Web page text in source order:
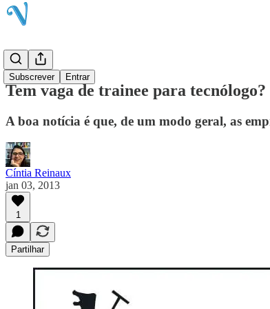
Subscrever Entrar
Blog
Tem vaga de trainee para tecnólogo?
A boa notícia é que, de um modo geral, as
Cíntia Reinaux
jan 03, 2013
1
Partilhar